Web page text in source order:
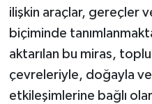
ilişkin araçlar, gereçler
biçiminde
aktarılan bu miras,
çevreleriyle, doğayla
etkileşimlerine bağlı